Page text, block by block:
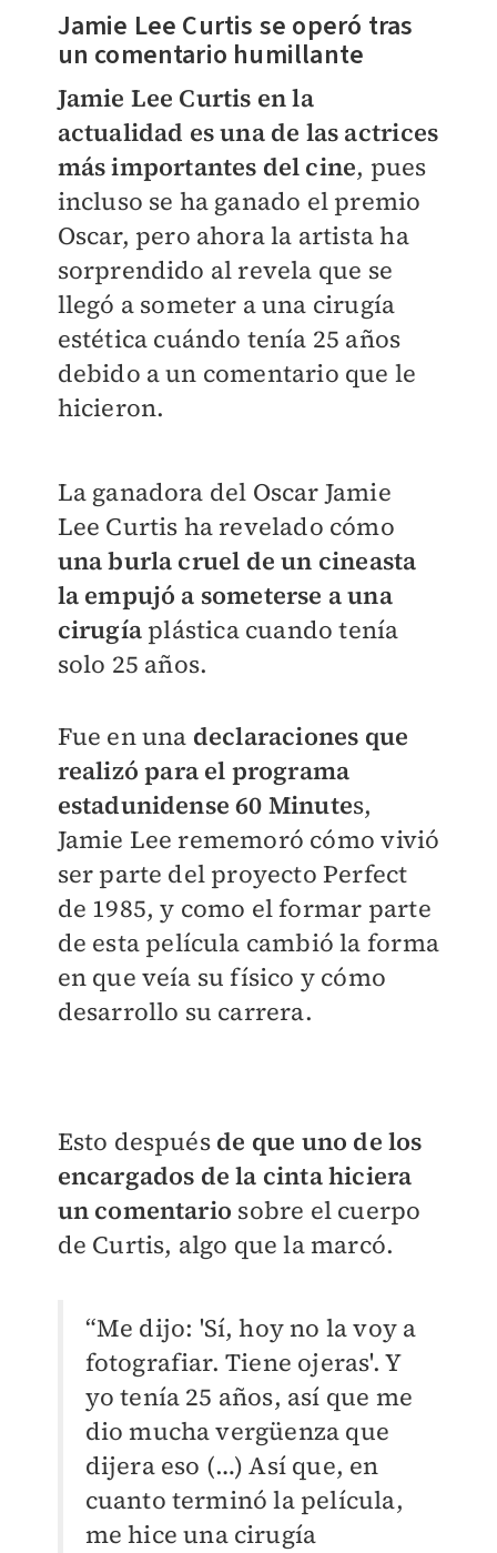
Jamie Lee Curtis se operó tras
un comentario humillante
Jamie Lee Curtis en la
actualidad es una de las actrices
más importantes del cine, pues
incluso se ha ganado el premio
Oscar, pero ahora la artista ha
sorprendido al revela que se
llegó a someter a una cirugía
estética cuándo tenía 25 años
debido a un comentario que le
hicieron.
La ganadora del Oscar Jamie
Lee Curtis ha revelado cómo
una burla cruel de un cineasta
la empujó a someterse a una
cirugíaplástica cuando tenía
solo 25 años.
Fue en una declaraciones que
realizó para el programa
estadunidense 60 Minutes,
Jamie Lee rememoró cómo vivió
ser parte del proyecto Perfect
de 1985, y como el formar parte
de esta película cambió la forma
en que veía su físico y cómo
desarrollo su carrera.
Esto despuésde que uno de los
encargados de la cinta hiciera
un comentario sobre el cuerpo
de Curtis, algo que la marcó.
“Me dijo: 'Sí, hoy no la voy a
fotografiar. Tiene ojeras'. Y
yo tenía 25 años, así que me
dio mucha vergüenza que
dijera eso (…) Así que, en
cuanto terminó la película,
me hice una cirugía